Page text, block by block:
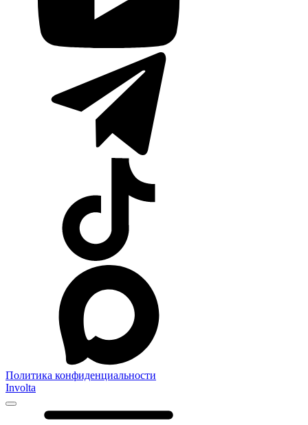
Политика конфиденциальности
Involta